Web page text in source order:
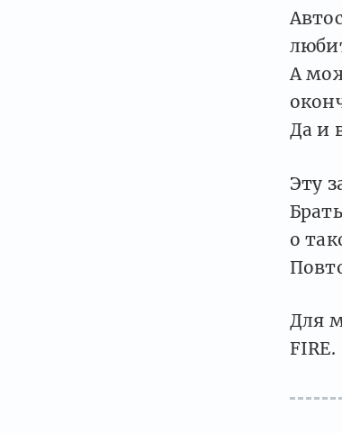
А
Да и
Эту
о
Для
FIRE.